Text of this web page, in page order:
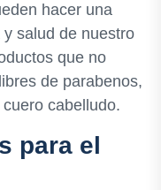
hacer una
salud de nuestro
que no
de parabenos,
cabelludo.
para el